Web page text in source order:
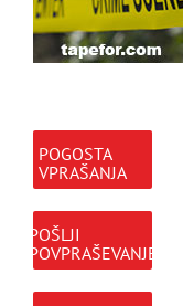
POGOSTA
VPRAŠANJA
POŠLJI
POVPRAŠEVANJE